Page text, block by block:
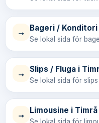
→ Bageri /
Se lokal sida för
→ Slips / Fluga i
Se lokal sida för
→ Limousine i Timrå